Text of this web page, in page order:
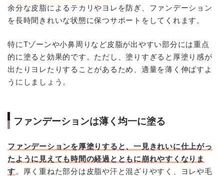
余分な皮脂によるテカリやヨレを防ぎ、ファンデーション
を長時間きれいな状態に保つサポートをしてくれます。
特にTゾーンや小鼻周りなど皮脂が出やすい部分には重点
的に塗ると効果的です。ただし、塗りすぎると厚塗り感が
出たりヨレたりすることがあるため、適量を薄く伸ばすよ
うにしましょう。
ファンデーションは薄く均一に塗る
ファンデーションを厚塗りすると、一見きれいに仕上がっ
たように見えても時間の経過とともに崩れやすくなりま
す。厚く重ねた部分は皮脂や汗と混ざりやすく、ヨレや毛